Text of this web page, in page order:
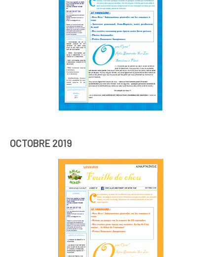
OCTOBRE 2019